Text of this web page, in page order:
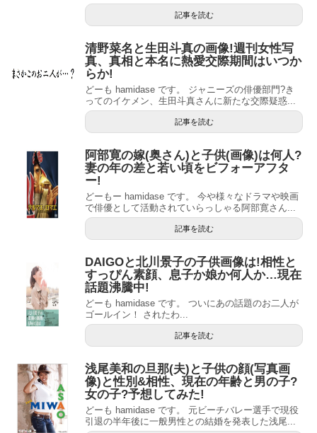
記事を読む
清野菜名と生田斗真の画像!週刊女性写
真、真相と本名に熱愛交際期間はいつか
らか!
どーも hamidase です。 ジャニーズの俳優部門?き
ってのイケメン、生田斗真さんに新たな交際疑惑...
記事を読む
阿部寛の嫁(奥さん)と子供(画像)は何人?
妻の年の差と若い頃をビフォーアフタ
ー!
どーもー hamidase です。 今や様々なドラマや映画
で俳優として活動されていらっしゃる阿部寛さん...
記事を読む
DAIGOと北川景子の子供画像は!相性と
すっぴん素顔、息子か娘か何人か…現在
話題沸騰中!
どーも hamidase です。 ついにあの話題のお二人が
ゴールイン！ されたわ...
記事を読む
浅尾美和の旦那(夫)と子供の顔(写真画
像)と性別&相性、現在の年齢と男の子?
女の子?予想してみた!
どーも hamidase です。 元ビーチバレー選手で現役
引退の半年後に一般男性との結婚を発表した浅尾...